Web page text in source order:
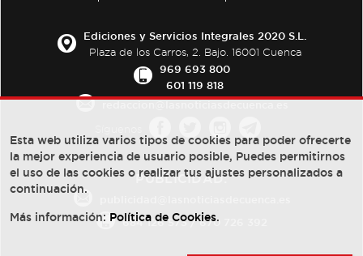
Ediciones y Servicios Integrales 2020 S.L.
Plaza de los Carros, 2. Bajo. 16001 Cuenca
969 693 800
601 119 818
PUBLICIDAD:
684 126 573/670 726 392
Esta web utiliza varios tipos de cookies para poder ofrecerte
la mejor experiencia de usuario posible, Puedes permitirnos
el uso de las cookies o realizar tus ajustes personalizados a
continuación.
Más información: Política de Cookies.